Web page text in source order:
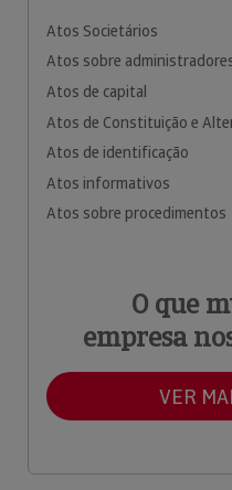
Atos Societários
Atos sobre
Atos de capital
Atos de Constituição e
Atos de identificação
Atos informativos
Atos sobre procedimentos
O que
empresa
VER